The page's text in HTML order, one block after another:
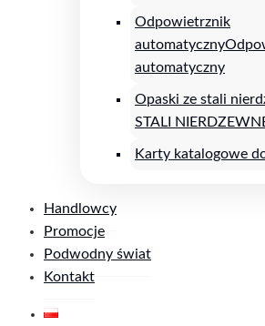
Odpowietrznik
automatyczny
automatyczny
Opaski ze stali
STALI
Karty katalogowe
Handlowcy
Promocje
Podwodny świat
Kontakt